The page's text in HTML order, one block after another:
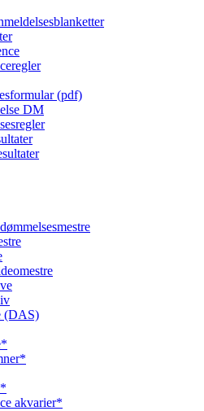
(pdf)
DM
(DAS)
akvarier*